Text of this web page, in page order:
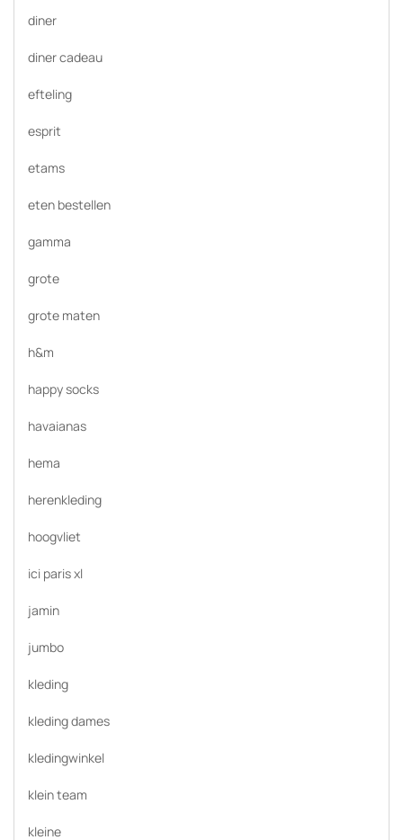
diner
diner cadeau
efteling
esprit
etams
eten bestellen
gamma
grote
grote maten
h&m
happy socks
havaianas
hema
herenkleding
hoogvliet
ici paris xl
jamin
jumbo
kleding
kleding dames
kledingwinkel
klein team
kleine